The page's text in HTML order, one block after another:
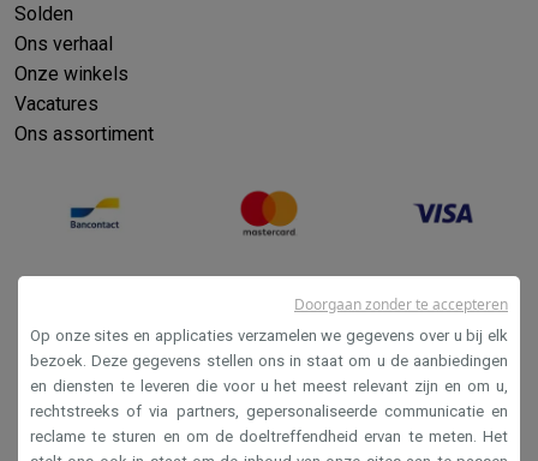
Solden
Ons verhaal
Onze winkels
Vacatures
Ons assortiment
Verkoopsvoorwaarden
Privacy
Op onze sites en applicaties verzamelen we gegevens over u bij elk
bezoek. Deze gegevens stellen ons in staat om u de aanbiedingen
en diensten te leveren die voor u het meest relevant zijn en om u,
rechtstreeks of via partners, gepersonaliseerde communicatie en
reclame te sturen en om de doeltreffendheid ervan te meten. Het
Doorgaan zonder te accepteren